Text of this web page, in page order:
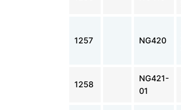
1257 NG420
1258
NG421-
01